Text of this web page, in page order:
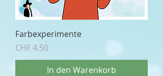
Farbexperimente
Preis
CHF 4.50
In den Warenkorb